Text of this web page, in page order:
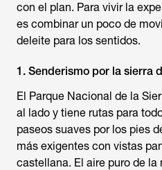
con el plan. Para vivir la
es combinar un poco de
deleite para los sentidos.
1. Senderismo por la sierra
El Parque Nacional de la
al lado y tiene rutas para
paseos suaves por los pies
más exigentes con vistas
castellana. El aire puro de la